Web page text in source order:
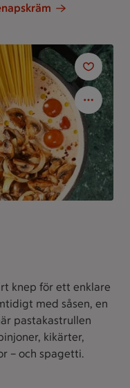
kommentarer
knep för ett enklare
med såsen, en
pastakastrullen
kikärter,
– och spagetti.